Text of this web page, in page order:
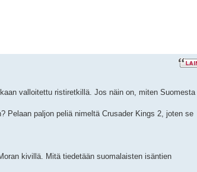
valloitettu ristiretkillä. Jos näin on, miten Suomesta
Pelaan paljon peliä nimeltä Crusader Kings 2, joten se
kivillä. Mitä tiedetään suomalaisten isäntien